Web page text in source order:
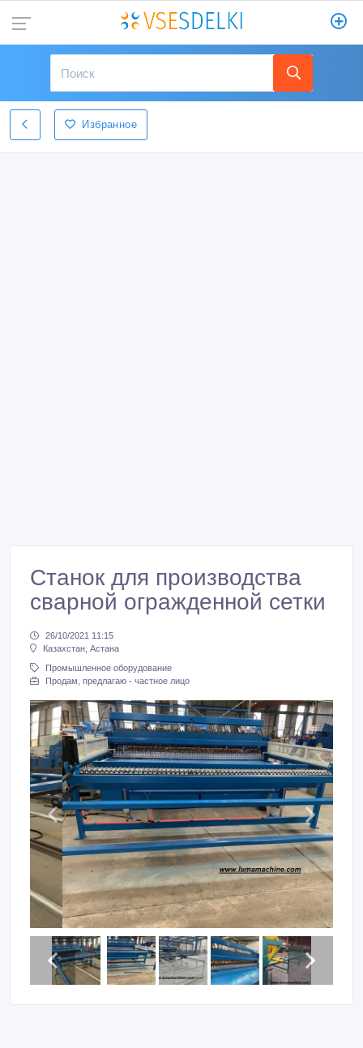
Избранное
Станок для производства
сварной огражденной сетки
26/10/2021 11:15
Казахстан, Астана
Промышленное оборудование
Продам, предлагаю - частное лицо